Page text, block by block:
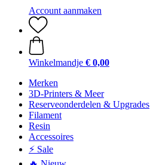
Account aanmaken
Winkelmandje € 0,00
Merken
3D-Printers & Meer
Reserveonderdelen & Upgrades
Filament
Resin
Accessoires
⚡ Sale